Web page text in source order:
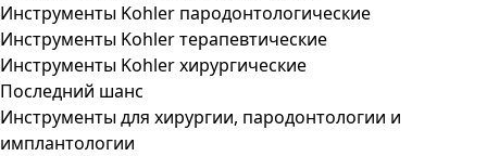
Инструменты Kohler пародонтологические
Инструменты Kohler терапевтические
Инструменты Kohler хирургические
Последний шанс
Инструменты для хирургии, пародонтологии и
имплантологии